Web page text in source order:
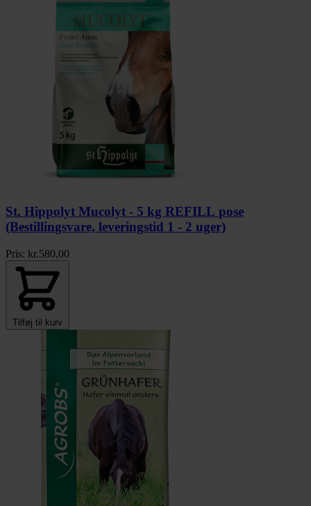
St. Hippolyt Mucolyt - 5 kg REFILL pose
(Bestillingsvare, leveringstid 1 - 2 uger)
Pris: kr.580,00
Tilføj til kurv